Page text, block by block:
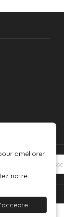
améliorer
notre